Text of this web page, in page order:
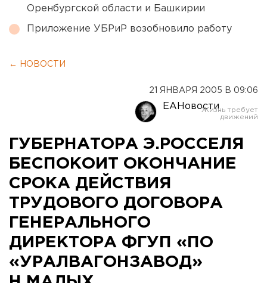
Оренбургской области и Башкирии
Приложение УБРиР возобновило работу
← НОВОСТИ
21 ЯНВАРЯ 2005 В 09:06
ЕАНовости
ГУБЕРНАТОРА Э.РОССЕЛЯ
БЕСПОКОИТ ОКОНЧАНИЕ
СРОКА ДЕЙСТВИЯ
ТРУДОВОГО ДОГОВОРА
ГЕНЕРАЛЬНОГО
ДИРЕКТОРА ФГУП «ПО
«УРАЛВАГОНЗАВОД»